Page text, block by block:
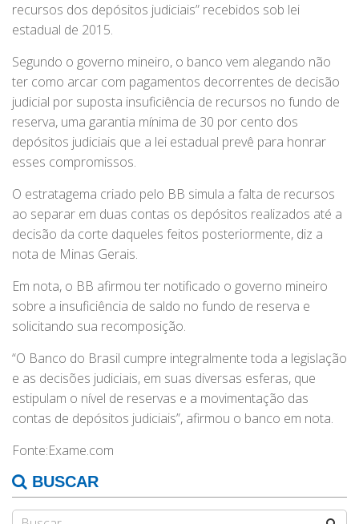
recursos dos depósitos judiciais” recebidos sob lei
estadual de 2015.
Segundo o governo mineiro, o banco vem alegando não
ter como arcar com pagamentos decorrentes de decisão
judicial por suposta insuficiência de recursos no fundo de
reserva, uma garantia mínima de 30 por cento dos
depósitos judiciais que a lei estadual prevê para honrar
esses compromissos.
O estratagema criado pelo BB simula a falta de recursos
ao separar em duas contas os depósitos realizados até a
decisão da corte daqueles feitos posteriormente, diz a
nota de Minas Gerais.
Em nota, o BB afirmou ter notificado o governo mineiro
sobre a insuficiência de saldo no fundo de reserva e
solicitando sua recomposição.
“O Banco do Brasil cumpre integralmente toda a legislação
e as decisões judiciais, em suas diversas esferas, que
estipulam o nível de reservas e a movimentação das
contas de depósitos judiciais”, afirmou o banco em nota.
Fonte:Exame.com
BUSCAR